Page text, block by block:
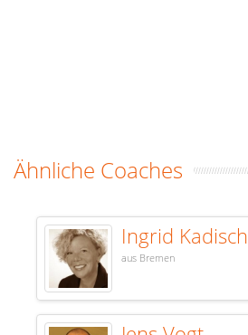
Ähnliche Coaches
Ingrid Kadisch
aus Bremen